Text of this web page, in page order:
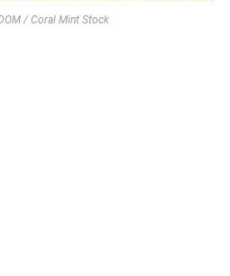
/ Coral Mint Stock